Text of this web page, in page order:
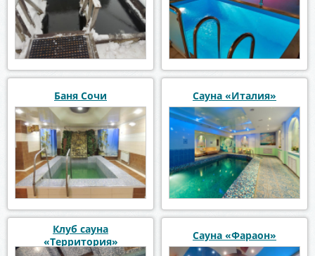
Баня Сочи Сауна «Италия»
Клуб сауна
«Территория»
Сауна «Фараон»